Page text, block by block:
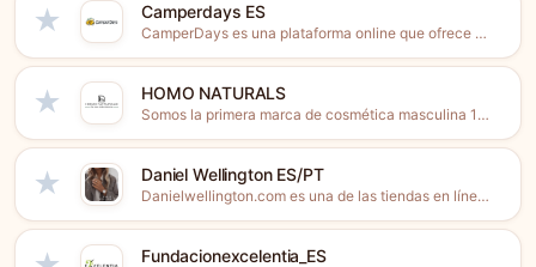
★ Camperdays ES
CamperDays es una plataforma online que ofrece el alquiler de...
★ HOMO NATURALS
Somos la primera marca de cosmética masculina 100% Natural. Productos...
★ Daniel Wellington ES/PT
Danielwellington.com es una de las tiendas en línea líderes en...
Fundacionexcelentia_ES